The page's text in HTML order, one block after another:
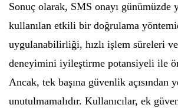
Sonuç olarak, SMS onayı günümüzde
kullanılan etkili bir doğrulama
uygulanabilirliği, hızlı işlem süreleri ve
deneyimini iyileştirme potansiyeli ile
Ancak, tek başına güvenlik açısından
unutulmamalıdır. Kullanıcılar, ek